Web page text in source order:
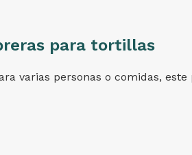
para tortillas
varias personas o comidas, este